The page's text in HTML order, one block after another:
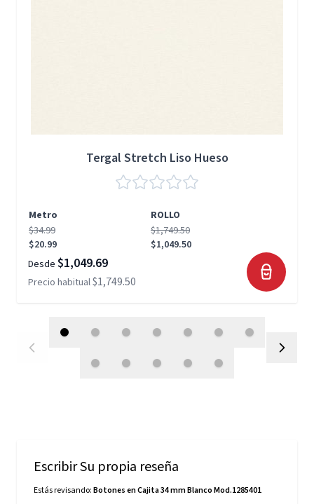
Tergal Stretch Liso Hueso
Metro
ROLLO
$34.99
$20.99
$1,749.50
$1,049.50
Desde $1,049.69
Precio habitual$1,749.50
Escribir Su propia reseña
Estás revisando:Botones en Cajita 34 mm Blanco Mod.1285401